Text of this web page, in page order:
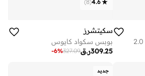
4.6
(
8
)
سكيتشرز
بوبس سكواد كايوس
ر.ق309.25
327.09
-6%
جديد